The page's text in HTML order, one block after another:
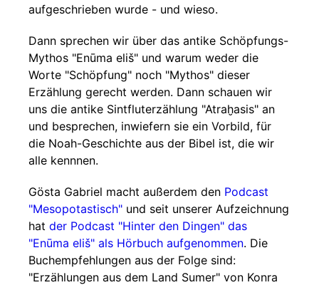
aufgeschrieben wurde - und wieso.
Dann sprechen wir über das antike Schöpfungs-
Mythos "Enūma eliš" und warum weder die
Worte "Schöpfung" noch "Mythos" dieser
Erzählung gerecht werden. Dann schauen wir
uns die antike Sintfluterzählung "Atraḫasis" an
und besprechen, inwiefern sie ein Vorbild, für
die Noah-Geschichte aus der Bibel ist, die wir
alle kennnen.
Gösta Gabriel macht außerdem den Podcast
"Mesopotastisch" und seit unserer Aufzeichnung
hat der Podcast "Hinter den Dingen" das
"Enūma eliš" als Hörbuch aufgenommen. Die
Buchempfehlungen aus der Folge sind:
"Erzählungen aus dem Land Sumer" von Konra